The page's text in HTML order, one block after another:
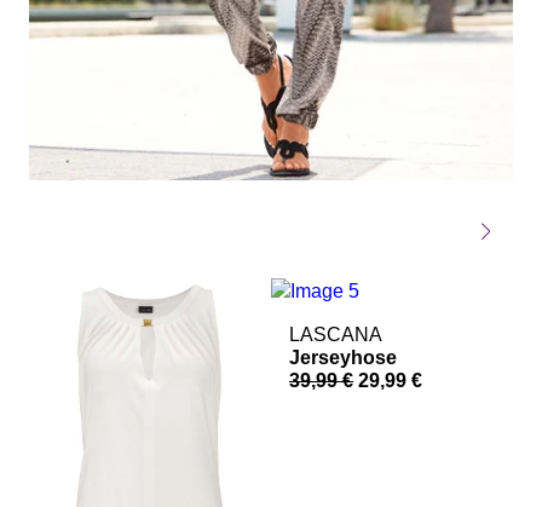
LASCANA
Jerseyhose
39,99 € 29,99 €